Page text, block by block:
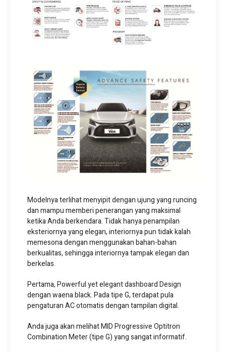
Modelnya terlihat menyipit dengan ujung yang runcing
dan mampu memberi penerangan yang maksimal
ketika Anda berkendara. Tidak hanya penampilan
eksteriornya yang elegan, interiornya pun tidak kalah
memesona dengan menggunakan bahan-bahan
berkualitas, sehingga interiornya tampak elegan dan
berkelas.
Pertama, Powerful yet elegant dashboard Design
dengan waena black. Pada tipe G, terdapat pula
pengaturan AC otomatis dengan tampilan digital.
Anda juga akan melihat MID Progressive Optitron
Combination Meter (tipe G) yang sangat informatif.